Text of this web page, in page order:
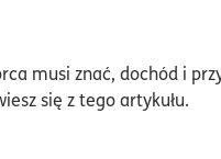
musi znać, dochód i
się z tego artykułu.